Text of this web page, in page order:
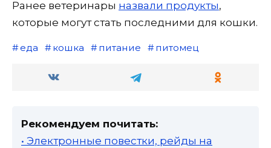
Ранее ветеринары назвали продукты,
которые могут стать последними для кошки.
еда кошка питание питомец
Рекомендуем почитать:
• Электронные повестки, рейды на